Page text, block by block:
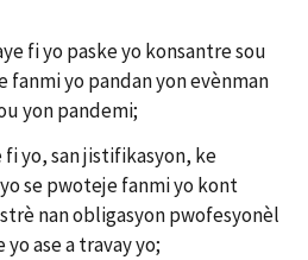
fi yo paske yo konsantre sou
fanmi yo pandan yon evènman
yon pandemi;
fi yo, san jistifikasyon, ke
se pwoteje fanmi yo kont
nan obligasyon pwofesyonèl
ase a travay yo;